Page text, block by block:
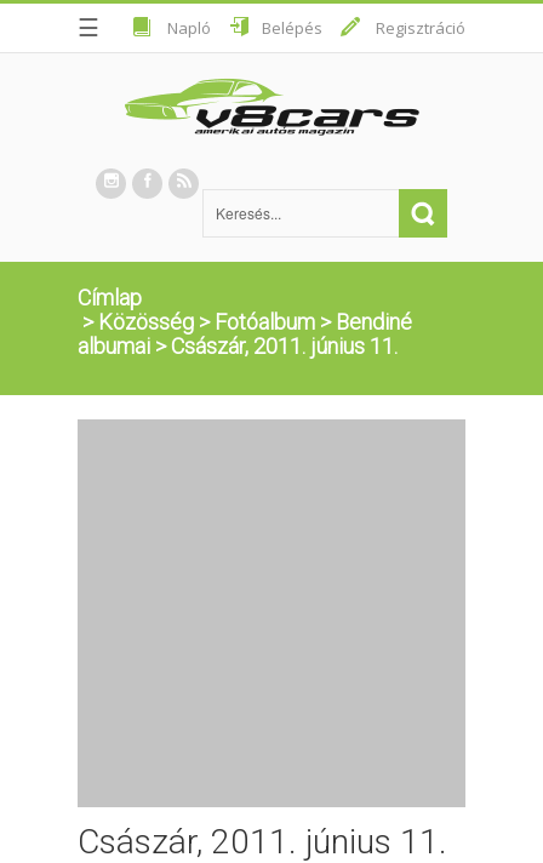
☰ Napló Belépés Regisztráció
Címlap
> Közösség > Fotóalbum > Bendiné
albumai >Császár, 2011. június 11.
Császár, 2011. június 11.